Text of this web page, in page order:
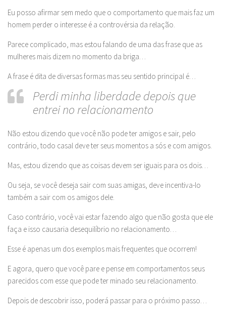
Eu posso afirmar sem medo que o comportamento que mais faz um
homem perder o interesse é a controvérsia da relação.
Parece complicado, mas estou falando de uma das frase que as
mulheres mais dizem no momento da briga…
A frase é dita de diversas formas mas seu sentido principal é…
Perdi minha liberdade depois que
entrei no relacionamento
Não estou dizendo que você não pode ter amigos e sair, pelo
contrário, todo casal deve ter seus momentos a sós e com amigos.
Mas, estou dizendo que as coisas devem ser iguais para os dois…
Ou seja, se você deseja sair com suas amigas, deve incentiva-lo
também a sair com os amigos dele.
Caso contrário, você vai estar fazendo algo que não gosta que ele
faça e isso causaria desequilíbrio no relacionamento…
Esse é apenas um dos exemplos mais frequentes que ocorrem!
E agora, quero que você pare e pense em comportamentos seus
parecidos com esse que pode ter minado seu relacionamento.
Depois de descobrir isso, poderá passar para o próximo passo…